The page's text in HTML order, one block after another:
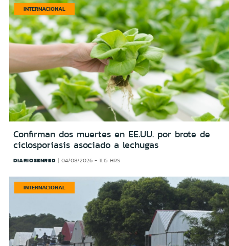
INTERNACIONAL
Confirman dos muertes en EE.UU. por brote de
ciclosporiasis asociado a lechugas
DIARIOSENRED 04/08/2026 - 11:15 HRS
INTERNACIONAL